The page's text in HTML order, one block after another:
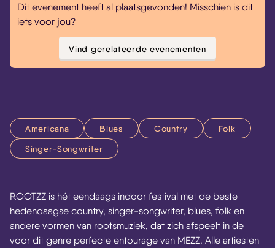
Dit evenement heeft al plaatsgevonden! Misschien is dit
iets voor jou?
Vind gerelateerde evenementen
Americana Blues Country
Folk
Singer-Songwriter
ROOTZZ is hét eendaags indoor festival met de beste
hedendaagse country, singer-songwriter, blues, folk en
andere vormen van rootsmuziek, dat zich afspeelt in de
voor dit genre perfecte entourage van MEZZ. Alle artiesten